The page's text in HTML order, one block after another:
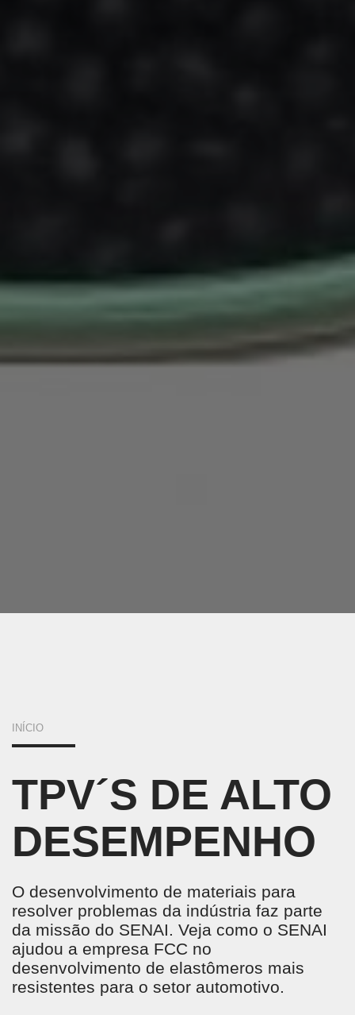
VOCÊ
AQUI
INÍCIO
TPV´S DE ALTO
DESEMPENHO
O desenvolvimento de materiais para
resolver problemas da indústria faz parte
da missão do SENAI. Veja como o SENAI
ajudou a empresa FCC no
desenvolvimento de elastômeros mais
resistentes para o setor automotivo.